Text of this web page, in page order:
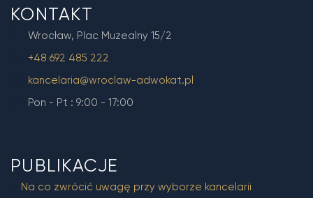
KONTAKT
Wrocław, Plac Muzealny 15/2
+48 692 485 222
kancelaria@wroclaw-adwokat.pl
Pon - Pt : 9:00 - 17:00
PUBLIKACJE
Na co zwrócić uwagę przy wyborze kancelarii